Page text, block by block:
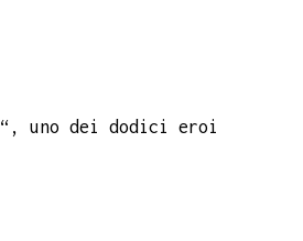
“, uno dei dodici eroi